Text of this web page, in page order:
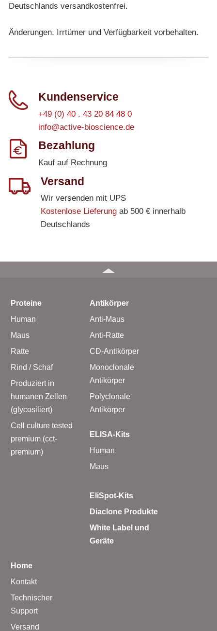
Deutschlands versandkostenfrei.
Änderungen, Irrtümer und Verfügbarkeit vorbehalten.
Kundenservice
+49 (0) 40 . 43 20 84 48 0
info@active-bioscience.de
Bezahlung
Kauf auf Rechnung
Versand
Wir versenden mit UPS
Kostenlose Lieferungab 500 € innerhalb
Deutschlands
Proteine
Human
Maus
Ratte
Rind / Schaf
Produziert in
humanen Zellen
(glycosiliert)
Cell culture tested
premium (cct-
premium)
Antikörper
Anti-Maus
Anti-Ratte
CD-Antikörper
Monoclonale
Antikörper
Polyclonale
Antikörper
ELISA-Kits
Human
Maus
EliSpot-Kits
Diaclone Produkte
White Label und
Geräte
Home
Kontakt
Technischer
Support
Versand